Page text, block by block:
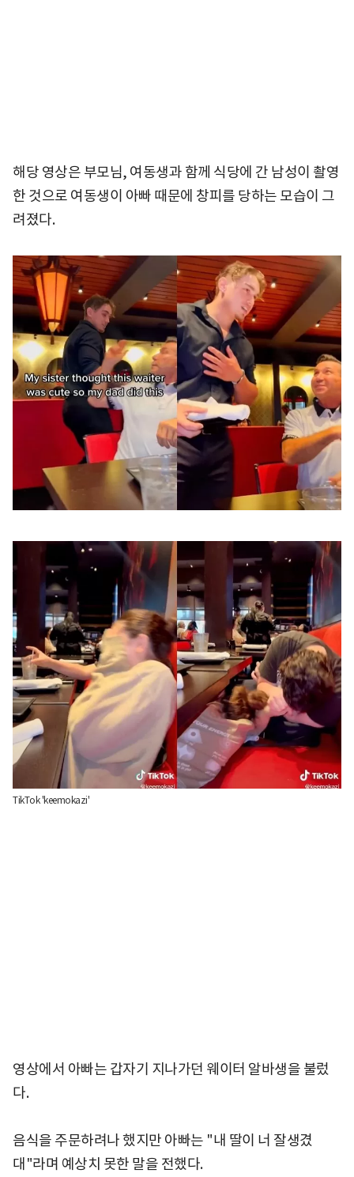
해당 영상은 부모님, 여동생과 함께 식당에 간 남성이 촬영
한 것으로 여동생이 아빠 때문에 창피를 당하는 모습이 그
려졌다.
TikTok 'keemokazi'
영상에서 아빠는 갑자기 지나가던 웨이터 알바생을 불렀
다.
음식을 주문하려나 했지만 아빠는 "내 딸이 너 잘생겼
대"라며 예상치 못한 말을 전했다.